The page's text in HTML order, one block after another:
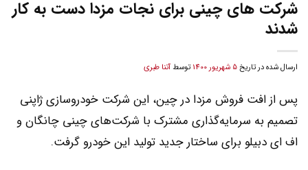
شرکت های چینی برای نجات مزدا دست به کار
شدند
ارسال شده در تاریخ5 شهریور 1400 توسط آتنا طبری
پس از افت فروش مزدا در چین، این شرکت خودروسازی ژاپنی
تصمیم به سرمایه‌گذاری مشترک با شرکت‌های چینی چانگان و
اف ای دبیلو برای ساختار جدید تولید این خودرو گرفت.